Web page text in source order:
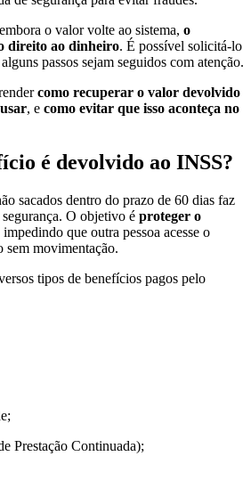
o valor volte ao sistema, o
direito ao dinheiro. É possível solicitá-lo
passos sejam seguidos com atenção.
como recuperar o valor devolvido
, e como evitar que isso aconteça no
é devolvido ao INSS?
sacados dentro do prazo de 60 dias faz
O objetivo é proteger o
impedindo que outra pessoa acesse o
sem movimentação.
tipos de benefícios pagos pelo
Prestação Continuada);